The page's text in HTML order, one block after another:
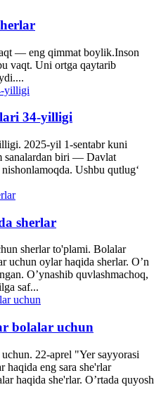
— eng qimmat boylik.Inson
vaqt. Uni ortga qaytarib
34-yilligi
2025-yil 1-sentabr kuni
sanalardan biri — Davlat
Ushbu qutlug‘
sherlar
sherlar to'plami. Bolalar
uchun oylar haqida sherlar. O’n
O’ynashib quvlashmachoq,
saf...
bolalar uchun
22-aprel "Yer sayyorasi
haqida eng sara she'rlar
haqida she'rlar. O’rtada quyosh